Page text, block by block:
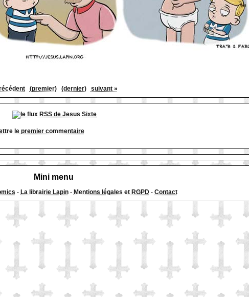
(premier) (dernier) suivant »
le premier commentaire
Mini menu
- La librairie Lapin- Mentions légales et RGPD- Contact